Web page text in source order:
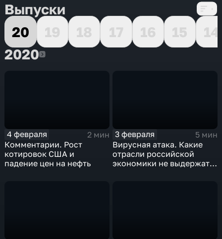
Выпуски
20
19 18 17 16 15
14
20202020
4 февраля
2 мин
Комментарии. Рост
котировок США и
падение цен на нефть
3 февраля
5 мин
Вирусная атака. Какие
отрасли российской
экономики не выдержат